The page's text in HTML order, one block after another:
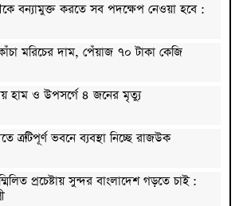
বন্যামুক্ত করতে সব পদক্ষেপ নেওয়া হবে :
মরিচের দাম, পেঁয়াজ ৭০ টাকা কেজি
হাম ও উপসর্গে ৪ জনের মৃত্যু
ত্রুটিপূর্ণ ভবনে ব্যবস্থা নিচ্ছে রাজউক
প্রচেষ্টায় সুন্দর বাংলাদেশ গড়তে চাই :